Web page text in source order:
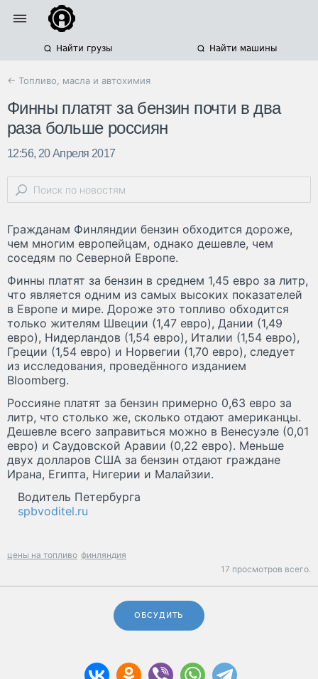
Найти грузы Найти машины
← Топливо, масла и автохимия
Финны платят за бензин почти в два
раза больше россиян
12:56, 20 Апреля 2017
Гражданам Финляндии бензин обходится дороже,
чем многим европейцам, однако дешевле, чем
соседям по Северной Европе.
Финны платят за бензин в среднем 1,45 евро за литр,
что является одним из самых высоких показателей
в Европе и мире. Дороже это топливо обходится
только жителям Швеции (1,47 евро), Дании (1,49
евро), Нидерландов (1,54 евро), Италии (1,54 евро),
Греции (1,54 евро) и Норвегии (1,70 евро), следует
из исследования, проведённого изданием
Bloomberg.
Россияне платят за бензин примерно 0,63 евро за
литр, что столько же, сколько отдают американцы.
Дешевле всего заправиться можно в Венесуэле (0,01
евро) и Саудовской Аравии (0,22 евро). Меньше
двух долларов США за бензин отдают граждане
Ирана, Египта, Нигерии и Малайзии.
Водитель Петербурга
spbvoditel.ru
цены на топливо финляндия
17 просмотров всего.
ОБСУДИТЬ